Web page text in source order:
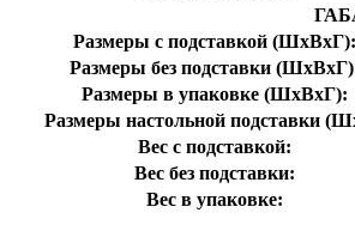
Размеры с подставкой (ШхВхГ):
Размеры без подставки
Размеры в упаковке (ШхВхГ):
Размеры настольной подставки
Вес с подставкой:
Вес без подставки:
Вес в упаковке: